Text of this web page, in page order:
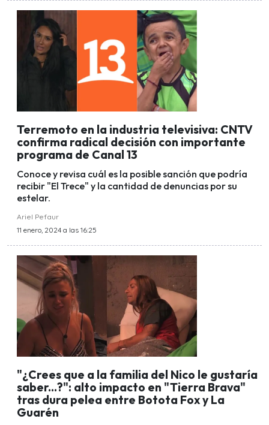
Terremoto en la industria televisiva: CNTV
confirma radical decisión con importante
programa de Canal 13
Conoce y revisa cuál es la posible sanción que podría
recibir "El Trece" y la cantidad de denuncias por su
estelar.
Ariel Pefaur
11 enero, 2024 a las 16:25
"¿Crees que a la familia del Nico le gustaría
saber...?": alto impacto en "Tierra Brava"
tras dura pelea entre Botota Fox y La
Guarén